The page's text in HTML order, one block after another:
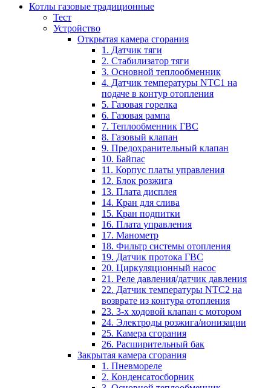
Котлы газовые традиционные
Тест
Устройство
Открытая камера сгорания
1. Датчик тяги
2. Стабилизатор тяги
3. Основной теплообменник
4. Датчик температуры NTC1 на
подаче в контур отопления
5. Газовая горелка
6. Газовая рампа
7. Теплообменник ГВС
8. Газовый клапан
9. Предохранительный клапан
10. Байпас
11. Корпус платы управления
12. Блок розжига
13. Плата дисплея
14. Кран для слива
15. Кран подпитки
16. Плата управления
17. Манометр
18. Фильтр системы отопления
19. Датчик протока ГВС
20. Циркуляционный насос
21. Реле давления/датчик давления
22. Датчик температуры NTC2 на
возврате из контура отопления
23. 3-х ходовой клапан с мотором
24. Электроды розжига/ионизации
25. Камера сгорания
26. Расширительный бак
Закрытая камера сгорания
1. Пневмореле
2. Конденсатосборник